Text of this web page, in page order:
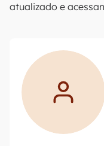
atualizado e